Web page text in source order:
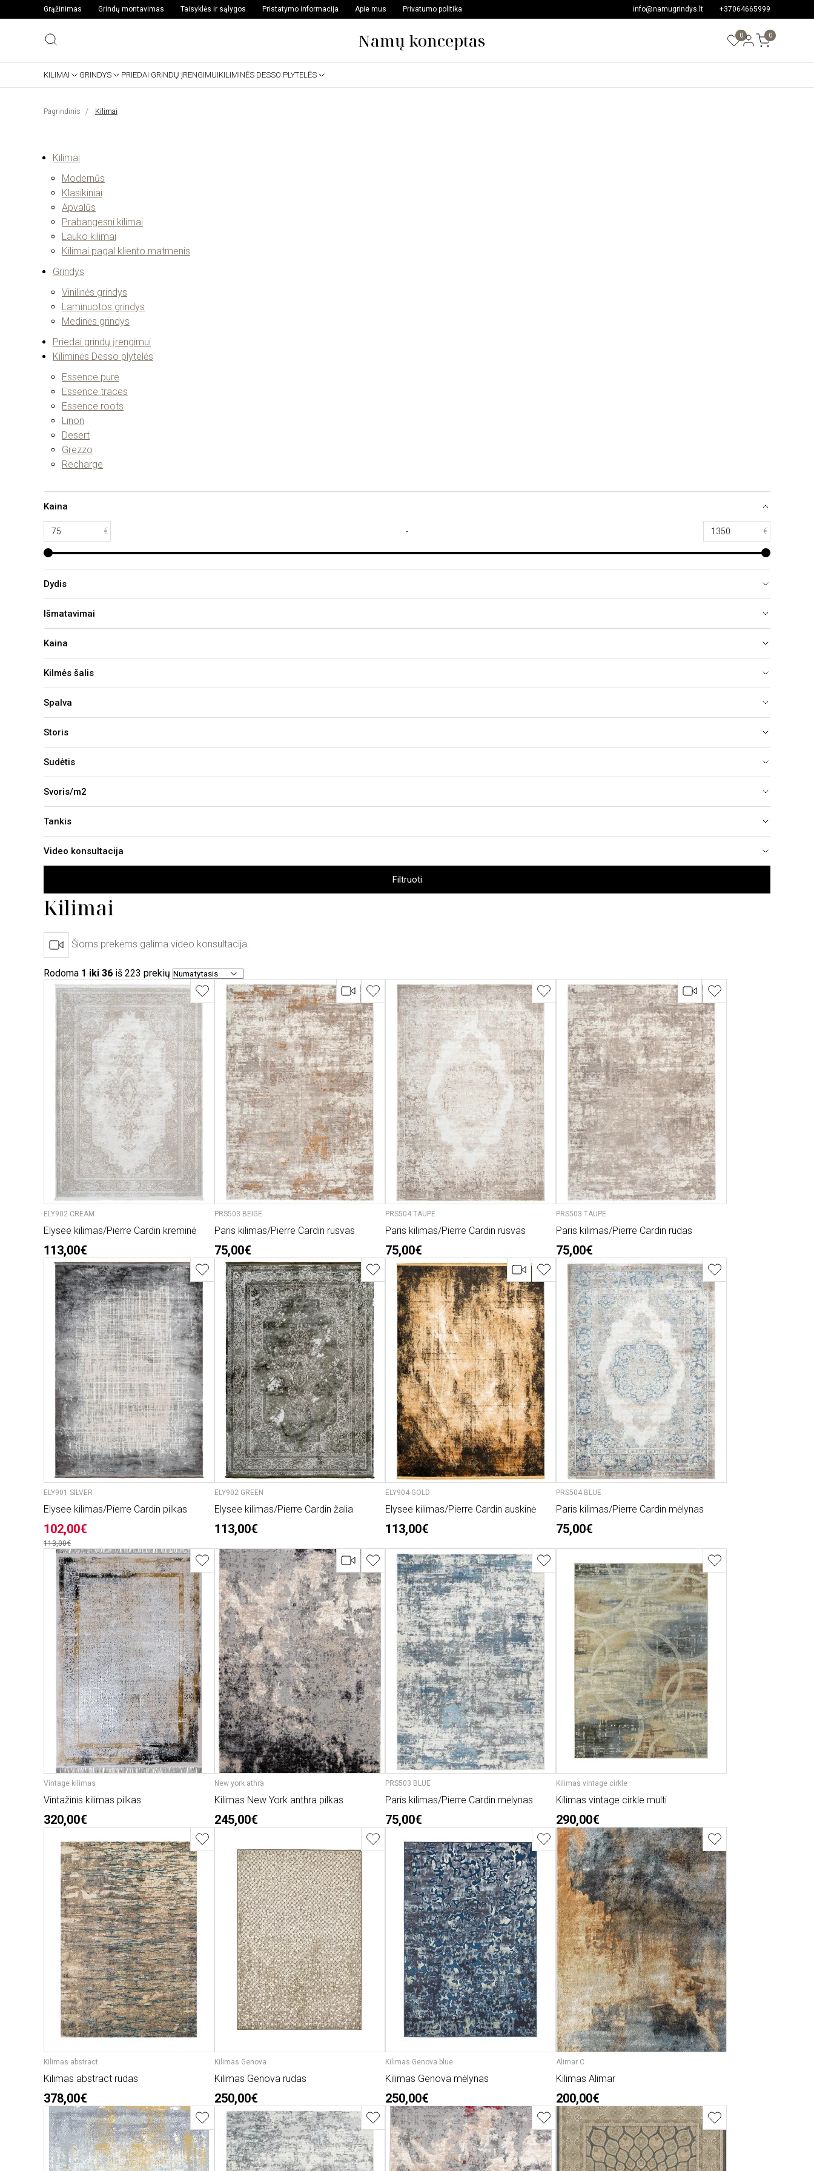
Grąžinimas Grindų montavimas Taisyklės ir sąlygos Pristatymo informacija Apie mus Privatumo politika info@namugrindys.lt +37064665999
Namų konceptas 0 0
KILIMAI GRINDYS PRIEDAI GRINDŲ ĮRENGIMUIKILIMINĖS DESSO PLYTELĖS
Pagrindinis Kilimai
Kilimai
Modernūs
Klasikiniai
Apvalūs
Prabangesni kilimai
Lauko kilimai
Kilimai pagal kliento matmenis
Grindys
Vinilinės grindys
Laminuotos grindys
Medinės grindys
Priedai grindų įrengimui
Kiliminės Desso plytelės
Essence pure
Essence traces
Essence roots
Linon
Desert
Grezzo
Recharge
Kaina
-
Dydis
Išmatavimai
Kaina
Kilmės šalis
Spalva
Storis
Sudėtis
Svoris/m2
Tankis
Video konsultacija
Filtruoti
Kilimai
Šioms prekėms galima video konsultacija.
Rodoma 1 iki 36 iš 223 prekių
ELY902 CREAM
Elysee kilimas/Pierre Cardin kreminė
113,00€
PRS503 BEIGE
Paris kilimas/Pierre Cardin rusvas
75,00€
PRS504 TAUPE
Paris kilimas/Pierre Cardin rusvas
75,00€
PRS503 TAUPE
Paris kilimas/Pierre Cardin rudas
75,00€
ELY901 SILVER
Elysee kilimas/Pierre Cardin pilkas
102,00€
113,00€
ELY902 GREEN
Elysee kilimas/Pierre Cardin žalia
113,00€
ELY904 GOLD
Elysee kilimas/Pierre Cardin auskinė
113,00€
PRS504 BLUE
Paris kilimas/Pierre Cardin mėlynas
75,00€
Vintage kilimas
Vintažinis kilimas pilkas
320,00€
New york athra
Kilimas New York anthra pilkas
245,00€
PRS503 BLUE
Paris kilimas/Pierre Cardin mėlynas
75,00€
Kilimas vintage cirkle
Kilimas vintage cirkle multi
290,00€
Kilimas abstract
Kilimas abstract rudas
378,00€
Kilimas Genova
Kilimas Genova rudas
250,00€
Kilimas Genova blue
Kilimas Genova mėlynas
250,00€
Alimar C
Kilimas Alimar
200,00€